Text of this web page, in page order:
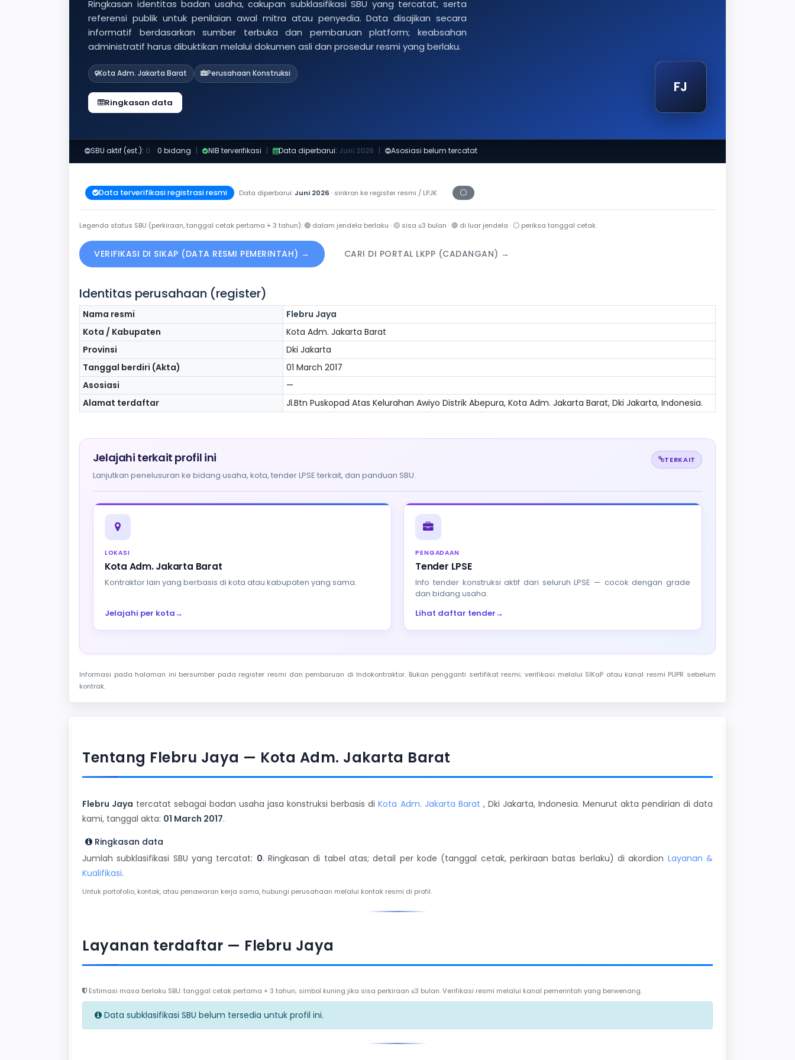
Ringkasan identitas badan usaha, cakupan subklasifikasi SBU yang tercatat, serta
referensi publik untuk penilaian awal mitra atau penyedia. Data disajikan secara
informatif berdasarkan sumber terbuka dan pembaruan platform; keabsahan
administratif harus dibuktikan melalui dokumen asli dan prosedur resmi yang berlaku.
Kota Adm. Jakarta Barat Perusahaan Konstruksi
Ringkasan data
FJ
SBU aktif (est.): 0 · 0 bidang | NIB terverifikasi | Data diperbarui: Juni 2026 | Asosiasi belum tercatat
Data terverifikasi registrasi resmi Data diperbarui:Juni 2026 · sinkron ke register resmi / LPJK ⚪
Periksa tanggal cetak
Legenda status SBU (perkiraan, tanggal cetak pertama + 3 tahun): 🟢 dalam jendela berlaku · 🟡 sisa ≤3 bulan ·🔴 di luar jendela · ⚪ periksa tanggal cetak.
VERIFIKASI DI SIKAP (DATA RESMI PEMERINTAH) → CARI DI PORTAL LKPP (CADANGAN) →
Identitas perusahaan (register)
Nama resmi
Flebru Jaya
Kota / Kabupaten
Kota Adm. Jakarta Barat
Provinsi
Dki Jakarta
Tanggal berdiri (Akta)
01 March 2017
Asosiasi
—
Alamat terdaftar
Jl.Btn Puskopad Atas Kelurahan Awiyo Distrik Abepura, Kota Adm. Jakarta Barat, Dki Jakarta, Indonesia.
Jelajahi terkait profil ini
Lanjutkan penelusuran ke bidang usaha, kota, tender LPSE terkait, dan panduan SBU.
TERKAIT
LOKASI
Kota Adm. Jakarta Barat
Kontraktor lain yang berbasis di kota atau kabupaten yang sama.
Jelajahi per kota→
PENGADAAN
Tender LPSE
Info tender konstruksi aktif dari seluruh LPSE — cocok dengan grade
dan bidang usaha.
Lihat daftar tender→
Informasi pada halaman ini bersumber pada register resmi dan pembaruan di Indokontraktor. Bukan pengganti sertifikat resmi; verifikasi melalui SIKaP atau kanal resmi PUPR sebelum
kontrak.
Tentang Flebru Jaya — Kota Adm. Jakarta Barat
Flebru Jaya tercatat sebagai badan usaha jasa konstruksi berbasis diKota Adm. Jakarta Barat , Dki Jakarta, Indonesia. Menurut akta pendirian di data
kami, tanggal akta: 01 March 2017.
Ringkasan data
Jumlah subklasifikasi SBU yang tercatat: 0. Ringkasan di tabel atas; detail per kode (tanggal cetak, perkiraan batas berlaku) di akordion Layanan &
Kualifikasi.
Untuk portofolio, kontak, atau penawaran kerja sama, hubungi perusahaan melalui kontak resmi di profil.
Layanan terdaftar — Flebru Jaya
Estimasi masa berlaku SBU: tanggal cetak pertama + 3 tahun; simbol kuning jika sisa perkiraan ≤3 bulan. Verifikasi resmi melalui kanal pemerintah yang berwenang.
Data subklasifikasi SBU belum tersedia untuk profil ini.